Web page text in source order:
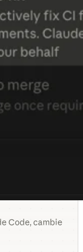
Code, cambie